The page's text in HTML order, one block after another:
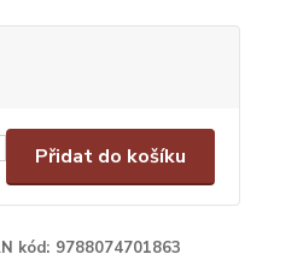
Přidat do košíku
kód: 9788074701863